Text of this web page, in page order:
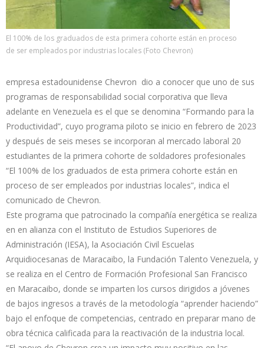
El 100% de los graduados de esta primera cohorte están en proceso
de ser empleados por industrias locales (Foto Chevron)
empresa estadounidense Chevron dio a conocer que uno de sus
programas de responsabilidad social corporativa que lleva
adelante en Venezuela es el que se denomina “Formando para la
Productividad”, cuyo programa piloto se inicio en febrero de 2023
y después de seis meses se incorporan al mercado laboral 20
estudiantes de la primera cohorte de soldadores profesionales
“El 100% de los graduados de esta primera cohorte están en
proceso de ser empleados por industrias locales”, indica el
comunicado de Chevron.
Este programa que patrocinado la compañía energética se realiza
en en alianza con el Instituto de Estudios Superiores de
Administración (IESA), la Asociación Civil Escuelas
Arquidiocesanas de Maracaibo, la Fundación Talento Venezuela, y
se realiza en el Centro de Formación Profesional San Francisco
en Maracaibo, donde se imparten los cursos dirigidos a jóvenes
de bajos ingresos a través de la metodología “aprender haciendo”
bajo el enfoque de competencias, centrado en preparar mano de
obra técnica calificada para la reactivación de la industria local.